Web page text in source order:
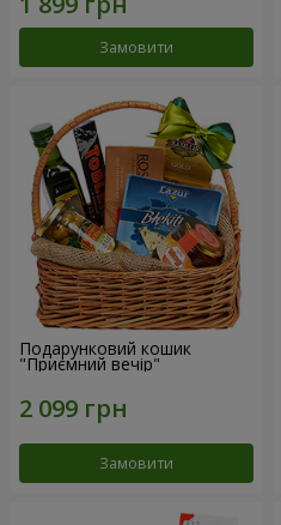
Замовити
Подарунковий кошик
"Приємний вечір"
Замовити